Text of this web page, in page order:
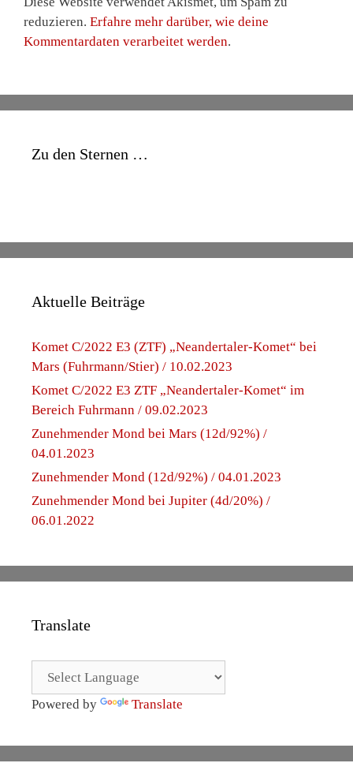
reduzieren. Erfahre mehr darüber, wie deine
Kommentardaten verarbeitet werden.
Zu den Sternen …
Aktuelle Beiträge
Komet C/2022 E3 (ZTF) „Neandertaler-Komet“ bei
Mars (Fuhrmann/Stier) / 10.02.2023
Komet C/2022 E3 ZTF „Neandertaler-Komet“ im
Bereich Fuhrmann / 09.02.2023
Zunehmender Mond bei Mars (12d/92%) /
04.01.2023
Zunehmender Mond (12d/92%) / 04.01.2023
Zunehmender Mond bei Jupiter (4d/20%) /
06.01.2022
Translate
Powered by Translate